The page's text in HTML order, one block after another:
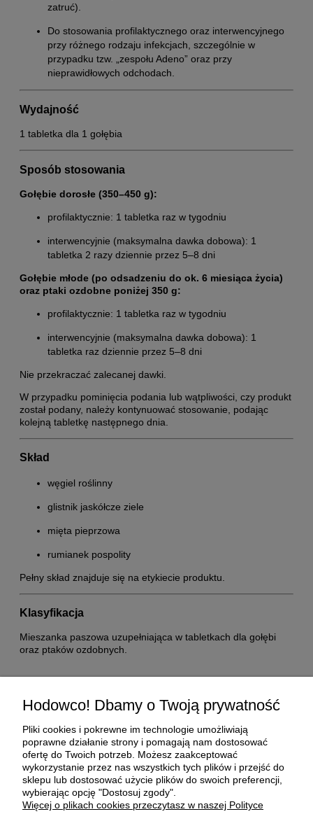
zatruć).
Do stosowania profilaktycznego oraz interwencyjnego
przy różnego rodzaju infekcjach, szczególnie w
przypadku tzw. „zespołu Adeno” oraz przy
nieprawidłowych odchodach.
Wydajność
1 tabletka dla 1 gołębia
Sposób stosowania
Gołębie dorosłe (350–450 g):
profilaktycznie: 1 tabletka raz w tygodniu
interwencyjnie (maksymalna dawka dobowa): 1
tabletka 2 razy dziennie przez 5–8 dni
Gołębie młode (po odsadzeniu do ok. 6 miesiąca życia)
oraz ptaki ozdobne poniżej 350 g:
profilaktycznie: 1 tabletka raz w tygodniu
interwencyjnie (maksymalna dawka dobowa): 1
tabletka raz dziennie przez 5–8 dni
Nie przekraczać zalecanej dawki.
W przypadku pominięcia podania lub wątpliwości, czy produkt
został podany, należy kontynuować stosowanie, podając
kolejną tabletkę następnego dnia.
Skład
węgiel roślinny
glistnik jaskółcze ziele
mięta pieprzowa
rumianek pospolity
Pełny skład znajduje się na etykiecie produktu.
Klasyfikacja
Mieszanka paszowa uzupełniająca w tabletkach dla gołębi
oraz ptaków ozdobnych.
Moje konto
Płatności i dostawa
O nas
Hodowco! Dbamy o Twoją prywatność
Pliki cookies i pokrewne im technologie umożliwiają
poprawne działanie strony i pomagają nam dostosować
ofertę do Twoich potrzeb. Możesz zaakceptować
wykorzystanie przez nas wszystkich tych plików i przejść do
sklepu lub dostosować użycie plików do swoich preferencji,
wybierając opcję "Dostosuj zgody".
Więcej o plikach cookies przeczytasz w naszej Polityce